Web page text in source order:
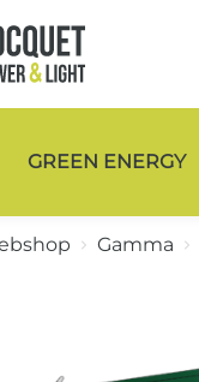
GREEN ENERGY
Gamma